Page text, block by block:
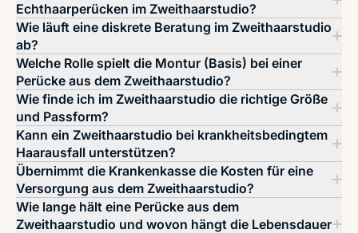
Echthaarperücken im Zweithaarstudio?
Wie läuft eine diskrete Beratung im Zweithaarstudio
ab?
Welche Rolle spielt die Montur (Basis) bei einer
Perücke aus dem Zweithaarstudio?
Wie finde ich im Zweithaarstudio die richtige Größe
und Passform?
Kann ein Zweithaarstudio bei krankheitsbedingtem
Haarausfall unterstützen?
Übernimmt die Krankenkasse die Kosten für eine
Versorgung aus dem Zweithaarstudio?
Wie lange hält eine Perücke aus dem
Zweithaarstudio und wovon hängt die Lebensdauer